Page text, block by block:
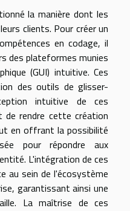
la manière dont les
clients. Pour créer un
en codage, il
des plateformes munies
(GUI) intuitive. Ces
des outils de glisser-
intuitive de ces
de rendre cette création
en offrant la possibilité
pour répondre aux
L'intégration de ces
au sein de l'écosystème
garantissant ainsi une
La maîtrise de ces